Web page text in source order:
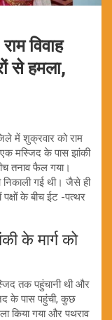
विवाह
से हमला,
में शुक्रवार को राम
एक मस्जिद के पास झांकी
तनाव फैल गया।
निकाली गई थी। जैसे ही
के बीच ईट -पत्थर
के मार्ग को
तक पहुंचानी थी और
के पास पहुंची, कुछ
किया गया और पथराव